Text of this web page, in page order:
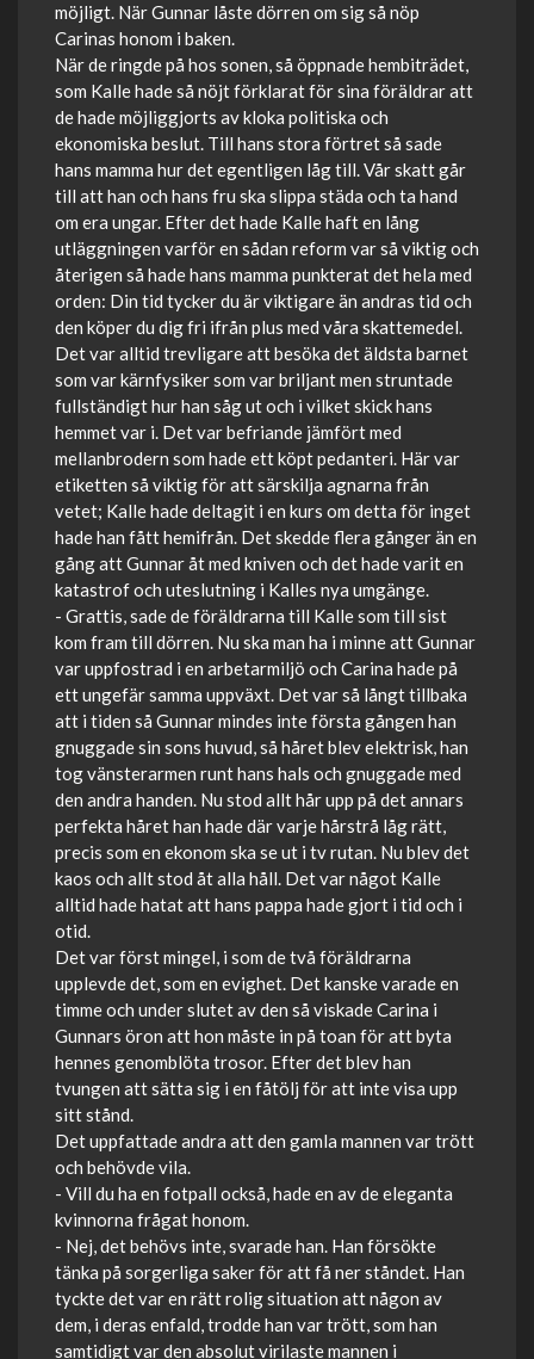
möjligt. När Gunnar låste dörren om sig så nöp
Carinas honom i baken.
När de ringde på hos sonen, så öppnade hembiträdet,
som Kalle hade så nöjt förklarat för sina föräldrar att
de hade möjliggjorts av kloka politiska och
ekonomiska beslut. Till hans stora förtret så sade
hans mamma hur det egentligen låg till. Vår skatt går
till att han och hans fru ska slippa städa och ta hand
om era ungar. Efter det hade Kalle haft en lång
utläggningen varför en sådan reform var så viktig och
återigen så hade hans mamma punkterat det hela med
orden: Din tid tycker du är viktigare än andras tid och
den köper du dig fri ifrån plus med våra skattemedel.
Det var alltid trevligare att besöka det äldsta barnet
som var kärnfysiker som var briljant men struntade
fullständigt hur han såg ut och i vilket skick hans
hemmet var i. Det var befriande jämfört med
mellanbrodern som hade ett köpt pedanteri. Här var
etiketten så viktig för att särskilja agnarna från
vetet; Kalle hade deltagit i en kurs om detta för inget
hade han fått hemifrån. Det skedde flera gånger än en
gång att Gunnar åt med kniven och det hade varit en
katastrof och uteslutning i Kalles nya umgänge.
- Grattis, sade de föräldrarna till Kalle som till sist
kom fram till dörren. Nu ska man ha i minne att Gunnar
var uppfostrad i en arbetarmiljö och Carina hade på
ett ungefär samma uppväxt. Det var så långt tillbaka
att i tiden så Gunnar mindes inte första gången han
gnuggade sin sons huvud, så håret blev elektrisk, han
tog vänsterarmen runt hans hals och gnuggade med
den andra handen. Nu stod allt hår upp på det annars
perfekta håret han hade där varje hårstrå låg rätt,
precis som en ekonom ska se ut i tv rutan. Nu blev det
kaos och allt stod åt alla håll. Det var något Kalle
alltid hade hatat att hans pappa hade gjort i tid och i
otid.
Det var först mingel, i som de två föräldrarna
upplevde det, som en evighet. Det kanske varade en
timme och under slutet av den så viskade Carina i
Gunnars öron att hon måste in på toan för att byta
hennes genomblöta trosor. Efter det blev han
tvungen att sätta sig i en fåtölj för att inte visa upp
sitt stånd.
Det uppfattade andra att den gamla mannen var trött
och behövde vila.
- Vill du ha en fotpall också, hade en av de eleganta
kvinnorna frågat honom.
- Nej, det behövs inte, svarade han. Han försökte
tänka på sorgerliga saker för att få ner ståndet. Han
tyckte det var en rätt rolig situation att någon av
dem, i deras enfald, trodde han var trött, som han
samtidigt var den absolut virilaste mannen i